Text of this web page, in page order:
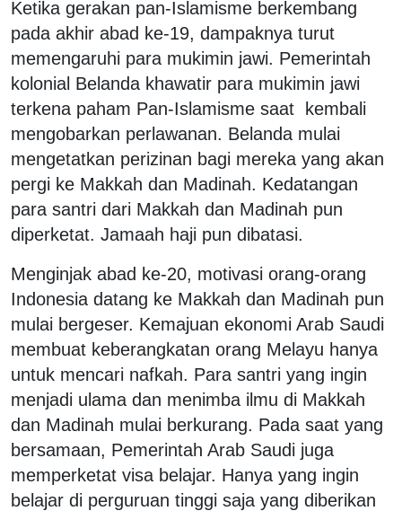
Ketika gerakan pan-Islamisme berkembang
pada akhir abad ke-19, dampaknya turut
memengaruhi para mukimin jawi. Pemerintah
kolonial Belanda khawatir para mukimin jawi
terkena paham Pan-Islamisme saat kembali
mengobarkan perlawanan. Belanda mulai
mengetatkan perizinan bagi mereka yang akan
pergi ke Makkah dan Madinah. Kedatangan
para santri dari Makkah dan Madinah pun
diperketat. Jamaah haji pun dibatasi.
Menginjak abad ke-20, motivasi orang-orang
Indonesia datang ke Makkah dan Madinah pun
mulai bergeser. Kemajuan ekonomi Arab Saudi
membuat keberangkatan orang Melayu hanya
untuk mencari nafkah. Para santri yang ingin
menjadi ulama dan menimba ilmu di Makkah
dan Madinah mulai berkurang. Pada saat yang
bersamaan, Pemerintah Arab Saudi juga
memperketat visa belajar. Hanya yang ingin
belajar di perguruan tinggi saja yang diberikan